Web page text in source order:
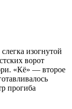
изогнутой
ворот
«Кё» — второе
прогиба